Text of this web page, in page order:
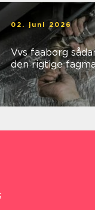
02. juni 2026
Vvs faaborg sådan vælger du
den rigtige